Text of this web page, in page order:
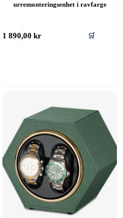
urremonteringsenhet i ravfarge
1 890,00kr 🛒